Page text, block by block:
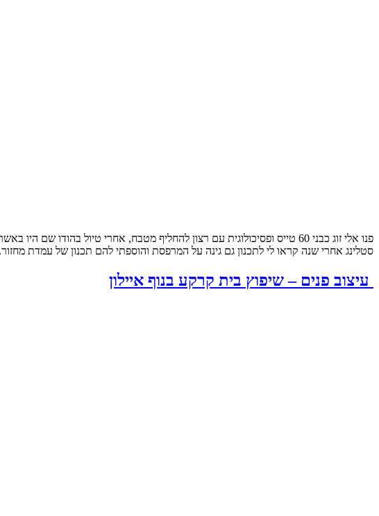
פנו אלי זוג כבני 60 טייס ופסיכולוגית עם רצון להחליף מטבח, אחרי טיול
סטלינג אחרי שנה קראו לי לתכנון גם גינה על המרפסת והוספתי להם תכנון של עמדת
עיצוב פנים – שיפוץ בית קרקע בנוף איילון